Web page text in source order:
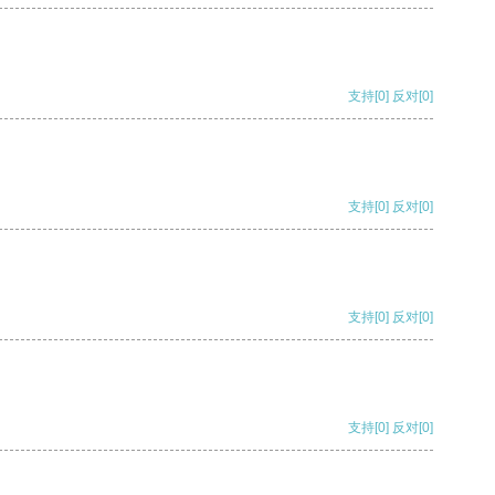
支持[0] 反对[0]
支持[0] 反对[0]
支持[0] 反对[0]
支持[0] 反对[0]